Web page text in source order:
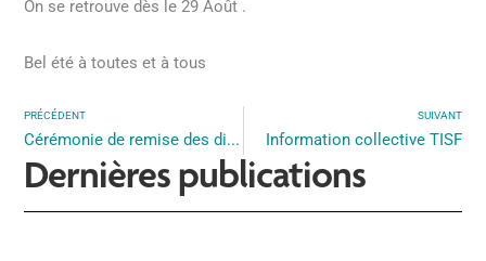
On se retrouve dès le 29 Août .
Bel été à toutes et à tous
PRÉCÉDENT
Cérémonie de remise des diplômes 2022
SUIVANT
Information collective TISF
Dernières publications